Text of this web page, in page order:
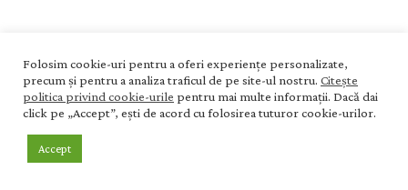
Folosim cookie-uri pentru a oferi experiențe personalizate,
precum și pentru a analiza traficul de pe site-ul nostru. Citește
politica privind cookie-urile pentru mai multe informații. Dacă dai
click pe „Accept”, ești de acord cu folosirea tuturor cookie-urilor.
Accept